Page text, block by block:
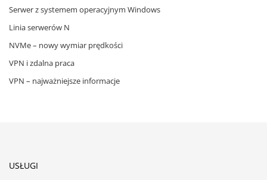
Serwer z systemem operacyjnym Windows
Linia serwerów N
NVMe – nowy wymiar prędkości
VPN i zdalna praca
VPN – najważniejsze informacje
USŁUGI